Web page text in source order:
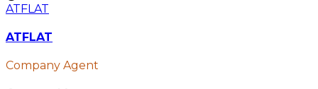
ATFLAT
ATFLAT
Company Agent